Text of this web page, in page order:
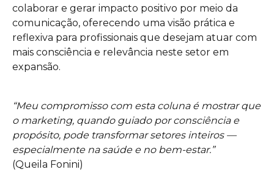
colaborar e gerar impacto positivo por meio da
comunicação, oferecendo uma visão prática e
reflexiva para profissionais que desejam atuar com
mais consciência e relevância neste setor em
expansão.
“Meu compromisso com esta coluna é mostrar que
o marketing, quando guiado por consciência e
propósito, pode transformar setores inteiros —
especialmente na saúde e no bem-estar.”
(Queila Fonini)